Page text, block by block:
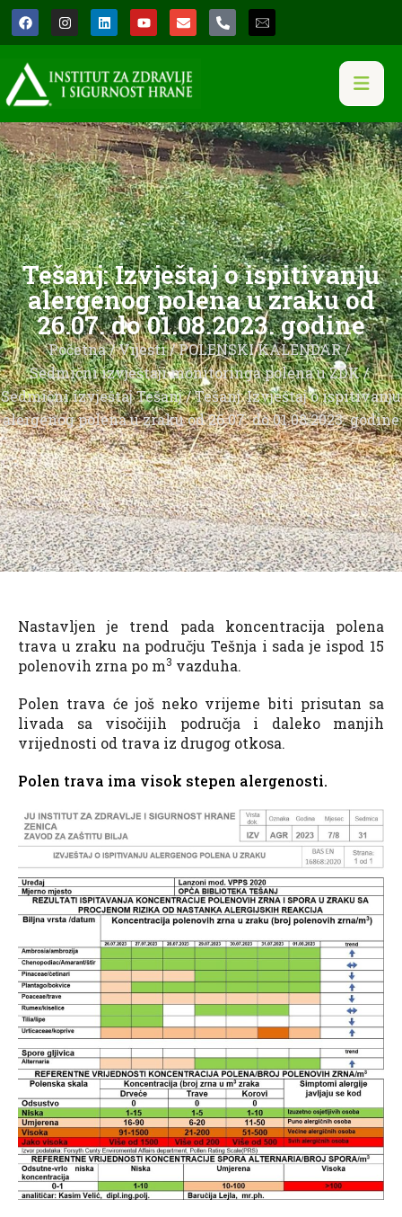
Tešanj: Izvještaj o ispitivanju
alergenog polena u zraku od
26.07. do 01.08.2023. godine
Početna/Vijesti/POLENSKI KALENDAR/
Sedmični izvještaji monitoringa polena u ZDK/
Sedmični izvještaj Tešanj/ Tešanj: Izvještaj o ispitivanju
alergenog polena u zraku od 26.07. do 01.08.2023. godine
Nastavljen je trend pada koncentracija polena
trava u zraku na području Tešnja i sada je ispod 15
polenovih zrna po m3 vazduha.
Polen trava će još neko vrijeme biti prisutan sa
livada sa visočijih područja i daleko manjih
vrijednosti od trava iz drugog otkosa.
Polen trava ima visok stepen alergenosti.